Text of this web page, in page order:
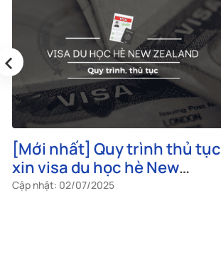
[Mới nhất] Quy trình thủ tục
xin visa du học hè New
Zealand
Cập nhật: 02/07/2025
‹